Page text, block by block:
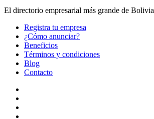
El directorio empresarial más grande de Bolivia
Registra tu empresa
¿Cómo anunciar?
Beneficios
Términos y condiciones
Blog
Contacto